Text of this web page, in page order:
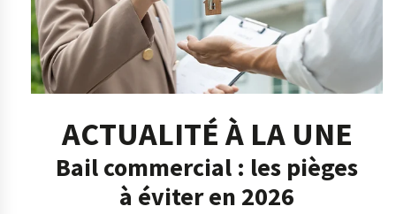
ACTUALITÉ À LA UNE
Bail commercial : les pièges
à éviter en 2026